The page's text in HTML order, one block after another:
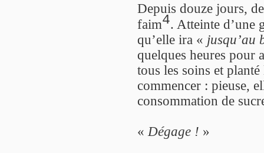
Depuis douze jours,
faim4. Atteinte d’une
qu’elle ira « jusqu’au
quelques heures pour
tous les soins et
commencer : pieuse,
consommation de
« Dégage ! »